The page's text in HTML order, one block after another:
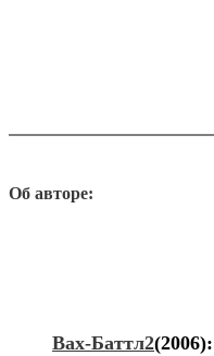
Об авторе:
Вах-Баттл2(2006):